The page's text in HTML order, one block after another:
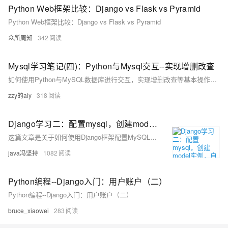
Python Web框架比较：Django vs Flask vs Pyramid
Python Web框架比较：Django vs Flask vs Pyramid
众所周知 342
Mysql学习笔记(四)：Python与Mysql交互--实现增删改查
如何使用Python与MySQL数据库进行交互，实现增删改查等基本操作的教程。
zzy的aly 318
Django学习二：配置mysql，创建model实例，自动创建数据库表，对mysql数据库表已经创建好的进行直接操作和实验。
这篇文章是关于如何使用Django框架配置MySQL数据库，创建模型实例，并自动或手动创建数据库表，以及对这些表进行操作的详细教程。
java冯坚持 1082
Python编程--Django入门：用户账户（二）
Python编程--Django入门：用户账户（二）
bruce_xiaowei 283